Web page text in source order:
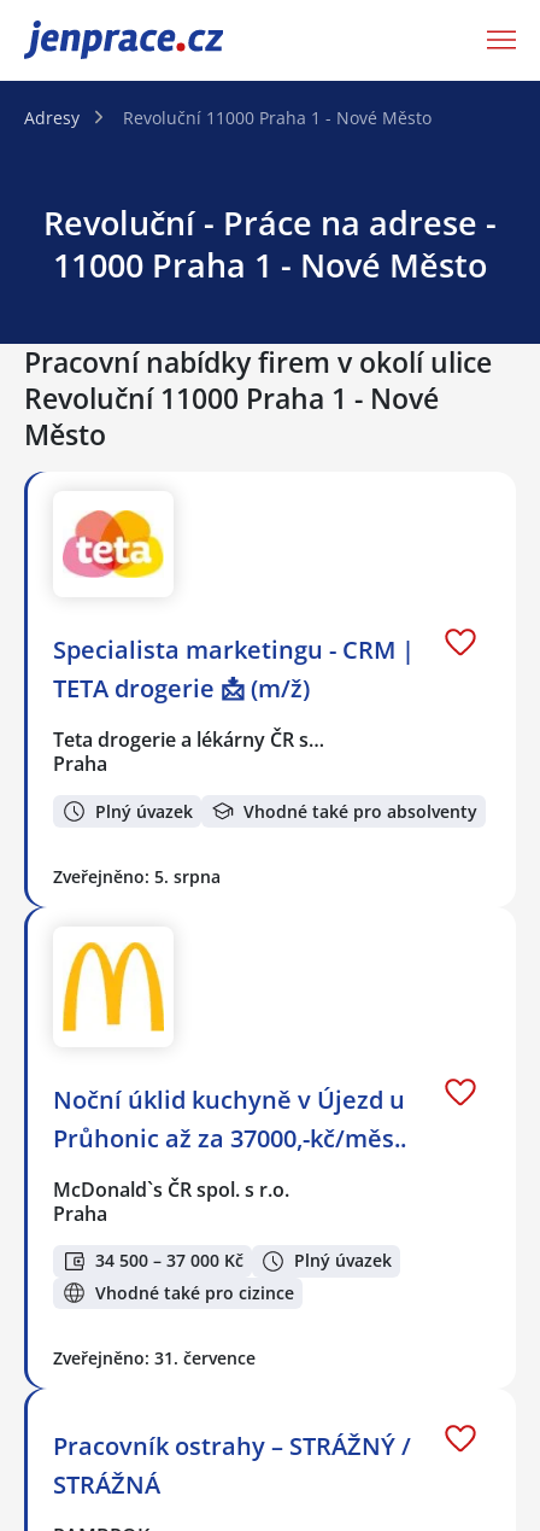
JenPráce.cz
Adresy Revoluční 11000 Praha 1 - Nové Město
Revoluční - Práce na adrese -
11000 Praha 1 - Nové Město
Pracovní nabídky firem v okolí ulice
Revoluční 11000 Praha 1 - Nové
Město
Specialista marketingu - CRM |
TETA drogerie 📩 (m/ž)
Teta drogerie a lékárny ČR s…
Praha
Plný úvazek Vhodné také pro absolventy
Zveřejněno: 5. srpna
Noční úklid kuchyně v Újezd u
Průhonic až za 37000,-kč/měs..
McDonald`s ČR spol. s r.o.
Praha
34 500 – 37 000 Kč
Plný úvazek
Vhodné také pro cizince
Zveřejněno: 31. července
Pracovník ostrahy – STRÁŽNÝ /
STRÁŽNÁ